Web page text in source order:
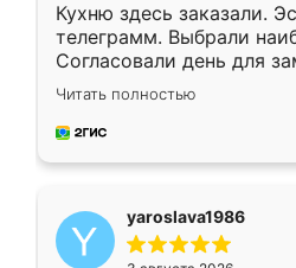
Кухню здесь заказали.
телеграмм. Выбрали
Согласовали день для
недели кухня была уже
довольны работой.
мебель за качественную
Читать полностью
yaroslava1986